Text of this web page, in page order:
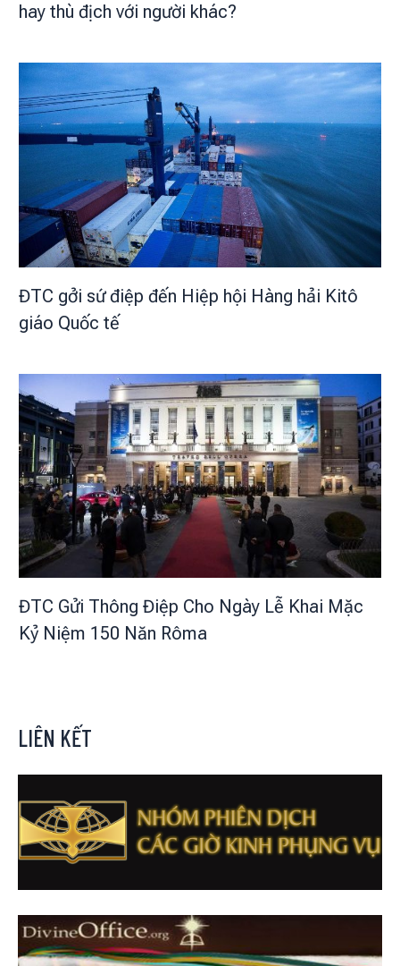
hay thù địch với người khác?
ĐTC gởi sứ điệp đến Hiệp hội Hàng hải Kitô
giáo Quốc tế
ĐTC Gửi Thông Điệp Cho Ngày Lễ Khai Mặc
Kỷ Niệm 150 Năn Rôma
LIÊN KẾT